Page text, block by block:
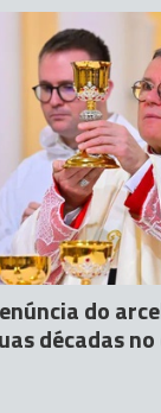
do
décadas